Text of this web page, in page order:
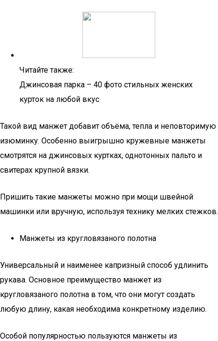
Читайте также:
Джинсовая парка – 40 фото стильных женских
курток на любой вкус
Такой вид манжет добавит объёма, тепла и неповторимую
изюминку. Особенно выигрышно кружевные манжеты
смотрятся на джинсовых куртках, однотонных пальто и
свитерах крупной вязки.
Пришить такие манжеты можно при мощи швейной
машинки или вручную, используя технику мелких стежков.
Манжеты из кругловязаного полотна
Универсальный и наименее капризный способ удлинить
рукава. Основное преимущество манжет из
кругловязаного полотна в том, что они могут создать
любую длину, какая необходима конкретному изделию.
Особой популярностью пользуются манжеты из